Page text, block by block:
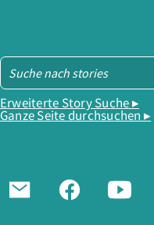
Erweiterte Story Suche ▸
Ganze Seite durchsuchen ▸